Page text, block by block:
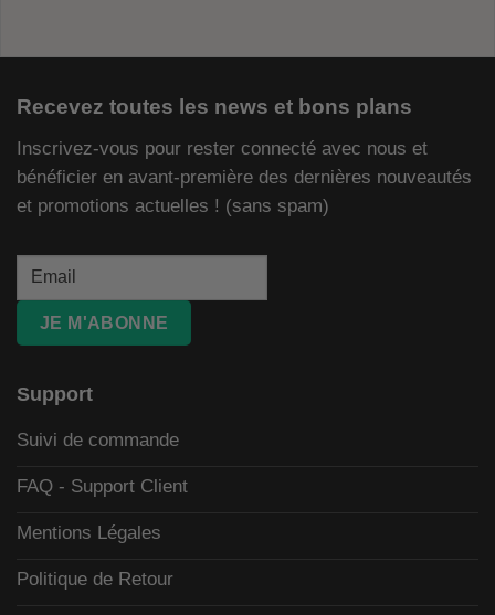
Recevez toutes les news et bons plans
Inscrivez-vous pour rester connecté avec nous et
bénéficier en avant-première des dernières nouveautés
et promotions actuelles ! (sans spam)
JE M'ABONNE
Support
Suivi de commande
FAQ - Support Client
Mentions Légales
Politique de Retour